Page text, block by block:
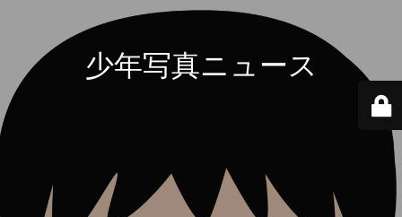
少年写真ニュース